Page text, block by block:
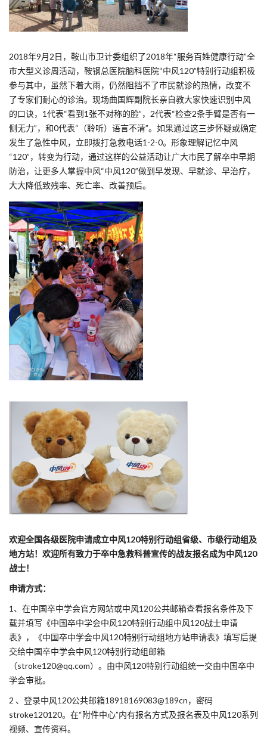
2018年9月2日，鞍山市卫计委组织了2018年“服务百姓健康行动”全
市大型义诊周活动，鞍钢总医院脑科医院“中风120”特别行动组积极
参与其中，虽然下着大雨，仍然阻挡不了市民就诊的热情，改变不
了专家们耐心的诊治。现场曲国辉副院长亲自教大家快速识别中风
的口诀，1代表“看到1张不对称的脸”，2代表“检查2条手臂是否有一
侧无力”，和0代表“（聆听）语言不清”。如果通过这三步怀疑或确定
发生了急性中风，立即拨打急救电话1-2-0。形象理解记忆中风
“120”，转变为行动，通过这样的公益活动让广大市民了解卒中早期
防治，让更多人掌握中风“中风120”做到早发现、早就诊、早治疗，
大大降低致残率、死亡率、改善预后。
欢迎全国各级医院申请成立中风120特别行动组省级、市级行动组及
地方站！欢迎所有致力于卒中急救科普宣传的战友报名成为中风120
战士！
申请方式：
1、在中国卒中学会官方网站或中风120公共邮箱查看报名条件及下
载并填写《中国卒中学会中风120特别行动组中风120战士申请
表》，《中国卒中学会中风120特别行动组地方站申请表》填写后提
交给中国卒中学会中风120特别行动组邮箱
（stroke120@qq.com）。由中风120特别行动组统一交由中国卒中
学会审批。
2 、登录中风120公共邮箱18918169083@189cn，密码
stroke120120。在“附件中心”内有报名方式及报名表及中风120系列
视频、宣传资料。